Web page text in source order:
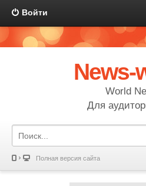
Войти
News-
World
Для
Полная версия сайта